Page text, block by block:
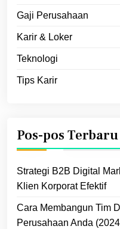
Gaji Perusahaan
Karir & Loker
Teknologi
Tips Karir
Pos-pos Terbaru
Strategi B2B Digital
Klien Korporat Efektif
Cara Membangun Tim
Perusahaan Anda